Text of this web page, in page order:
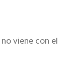
viene con el